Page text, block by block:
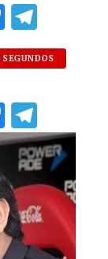
B
lu
es
k
y
el
e
m
B
lu
es
k
y
el
e
g
ra
m